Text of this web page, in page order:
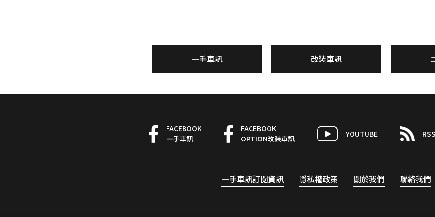
一手車訊 改裝車訊
FACEBOOK
一手車訊
FACEBOOK
OPTION改裝車訊
YOUTUBE RSS
一手車訊訂閱資訊 隱私權政策 關於我們 聯絡我們